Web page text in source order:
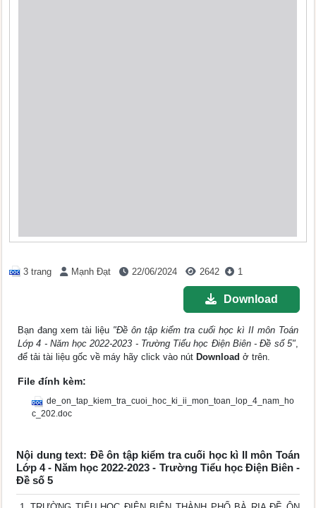
3 trang Mạnh Đạt 22/06/2024 2642 1
Download
Bạn đang xem tài liệu "Đề ôn tập kiểm tra cuối học kì II môn Toán
Lớp 4 - Năm học 2022-2023 - Trường Tiểu học Điện Biên - Đề số 5",
để tải tài liệu gốc về máy hãy click vào nút Download ở trên.
File đính kèm:
de_on_tap_kiem_tra_cuoi_hoc_ki_ii_mon_toan_lop_4_nam_ho
c_202.doc
Nội dung text: Đề ôn tập kiểm tra cuối học kì II môn Toán
Lớp 4 - Năm học 2022-2023 - Trường Tiểu học Điện Biên -
Đề số 5